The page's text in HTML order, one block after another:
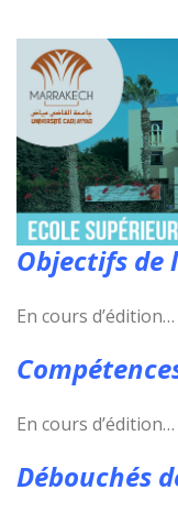
Objectifs
En cours d’édition…
En cours d’édition…
Débouchés